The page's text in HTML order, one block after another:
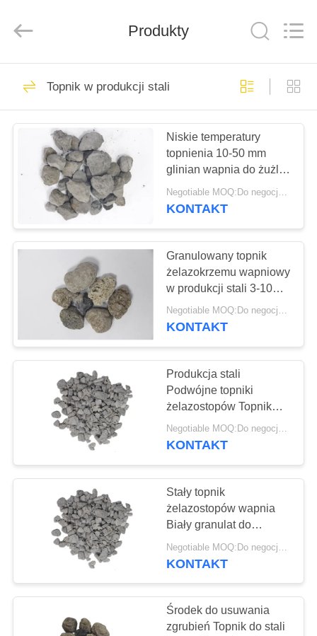
DOM
PRODUKTY
WYCIECZKA
PO
FABRYCE
KONTROLA
JAKOŚCI
SKONTAKTUJ
NAMI
POPROSIĆ
WYCENĘ
AKTUALNOŚCI
2019
All
Reserved.
Żelazostop
metalowy
Stop Fesimg
21
Zaszczepianie
żeliwa sferoidalnego
Brykiety
żelazokrzemowe
Produkty
Topnik w produkcji stali
Niskie temperatury
topnienia 10-50 mm
glinian wapnia do żużla
syntetycznego
Negotiable MOQ:Do negocjacji
KONTAKT
Granulowany topnik
żelazokrzemu wapniowy
w produkcji stali 3-10
mm
Negotiable MOQ:Do negocjacji
KONTAKT
Produkcja stali
Podwójne topniki
żelazostopów Topnik
Biały korpus blokowy 10
mm 50 mm
Negotiable MOQ:Do negocjacji
KONTAKT
Stały topnik
żelazostopów wapnia
Biały granulat do
topienia żelaza
KONTAKT
Środek do usuwania
zgrubień Topnik do stali